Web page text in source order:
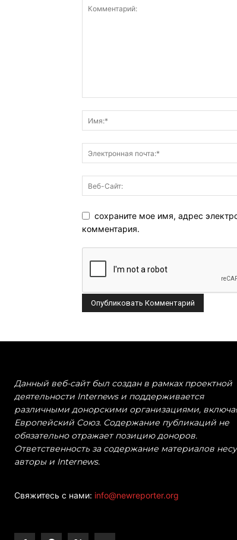
сохраните мое имя, адрес
комментария.
Данный веб-сайт был создан в рамках проектной
деятельности Internews и поддерживается
различными донорскими организациями,
Европейский Союз. Содержание публикаций не
обязательно отражает позицию доноров.
Ответственность за содержание материалов
авторы и Internews.
Свяжитесь с нами: info@newreporter.org